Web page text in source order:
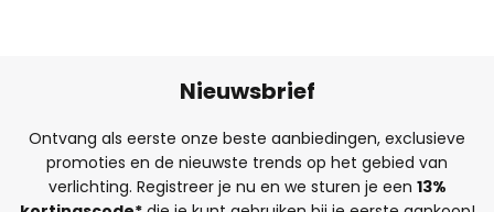
Nieuwsbrief
Ontvang als eerste onze beste aanbiedingen, exclusieve
promoties en de nieuwste trends op het gebied van
verlichting. Registreer je nu en we sturen je een 13%